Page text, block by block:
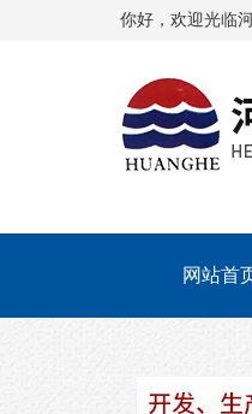
你好，欢迎光临
网站首